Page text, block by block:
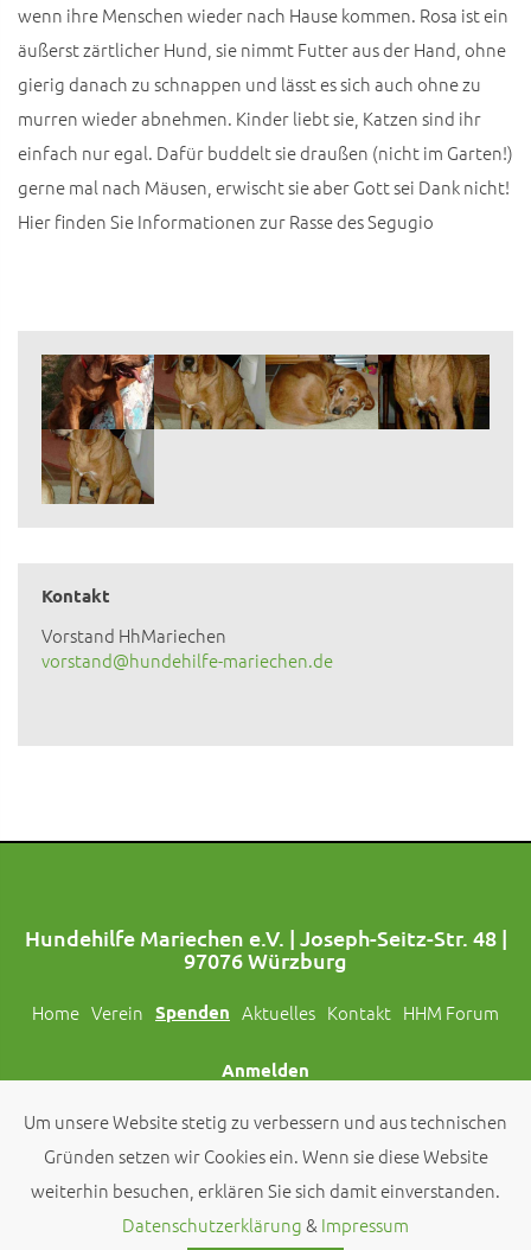
wenn ihre Menschen wieder nach Hause kommen. Rosa ist ein
äußerst zärtlicher Hund, sie nimmt Futter aus der Hand, ohne
gierig danach zu schnappen und lässt es sich auch ohne zu
murren wieder abnehmen. Kinder liebt sie, Katzen sind ihr
einfach nur egal. Dafür buddelt sie draußen (nicht im Garten!)
gerne mal nach Mäusen, erwischt sie aber Gott sei Dank nicht!
Hier finden Sie Informationen zur Rasse des Segugio
Kontakt
Vorstand HhMariechen
vorstand@hundehilfe-mariechen.de
Hundehilfe Mariechen e.V. | Joseph-Seitz-Str. 48 |
97076 Würzburg
Home Verein Spenden Aktuelles Kontakt HHM Forum
Anmelden
Folgt uns auch auf Social Media!
© 2026 byHundehilfe Mariechen e.V.
Um unsere Website stetig zu verbessern und aus technischen
Gründen setzen wir Cookies ein. Wenn sie diese Website
weiterhin besuchen, erklären Sie sich damit einverstanden.
Datenschutzerklärung& Impressum